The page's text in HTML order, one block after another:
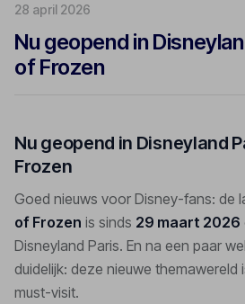
28 april 2026
Nu geopend in
of Frozen
Nu geopend in Disneyland
Frozen
Goed nieuws voor Disney-fans: de
of Frozen is sinds 29 maart 2026
Disneyland Paris. En na een paar
duidelijk: deze nieuwe themawereld
must-visit.